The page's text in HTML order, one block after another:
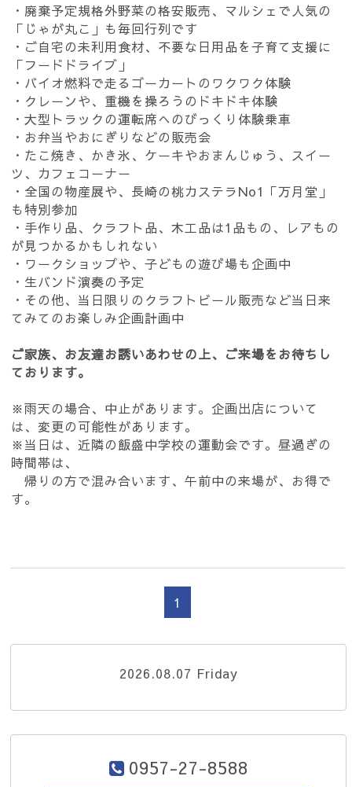
・廃棄予定規格外野菜の格安販売、マルシェで人気の
「じゃが丸こ」も毎回行列です
・ご自宅の未利用食材、不要な日用品を子育て支援に
「フードドライブ」
・バイオ燃料で走るゴーカートのワクワク体験
・クレーンや、重機を操ろうのドキドキ体験
・大型トラックの運転席へのびっくり体験乗車
・お弁当やおにぎりなどの販売会
・たこ焼き、かき氷、ケーキやおまんじゅう、スイー
ツ、カフェコーナー
・全国の物産展や、長崎の桃カステラNo1「万月堂」
も特別参加
・手作り品、クラフト品、木工品は1品もの、レアもの
が見つかるかもしれない
・ワークショップや、子どもの遊び場も企画中
・生バンド演奏の予定
・その他、当日限りのクラフトビール販売など当日来
てみてのお楽しみ企画計画中
ご家族、お友達お誘いあわせの上、ご来場をお待ちし
ております。
※雨天の場合、中止があります。企画出店について
は、変更の可能性があります。
※当日は、近隣の飯盛中学校の運動会です。昼過ぎの
時間帯は、
帰りの方で混み合います、午前中の来場が、お得で
す。
1
2026.08.07 Friday
0957-27-8588